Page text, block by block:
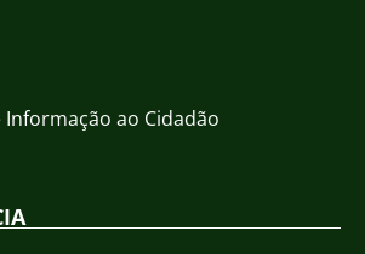
Informação ao Cidadão